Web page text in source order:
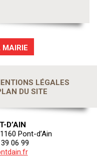
LÉGALES
DU SITE
D’AIN
Pont-d’Ain
06 99